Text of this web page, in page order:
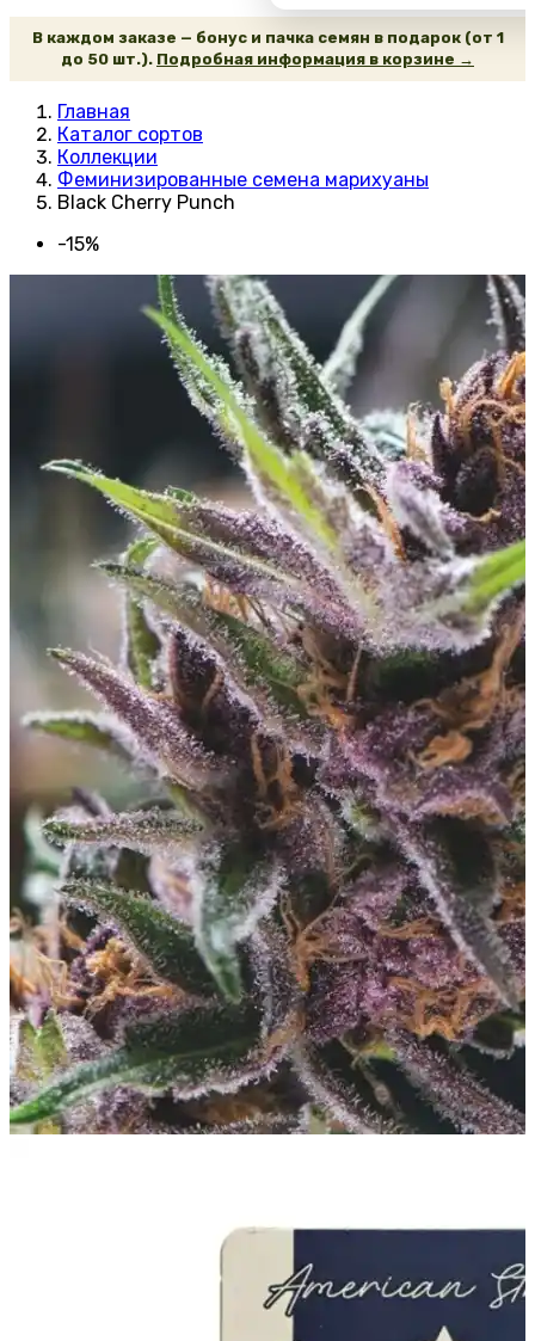
В каждом заказе — бонус и пачка семян в подарок (от 1
до 50 шт.). Подробная информация в корзине →
Главная
Каталог сортов
Коллекции
Феминизированные семена марихуаны
Black Cherry Punch
-15%